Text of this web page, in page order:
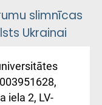
slimnīcas
Ukrainai
Східної
та співпраця з
iela 2, LV-